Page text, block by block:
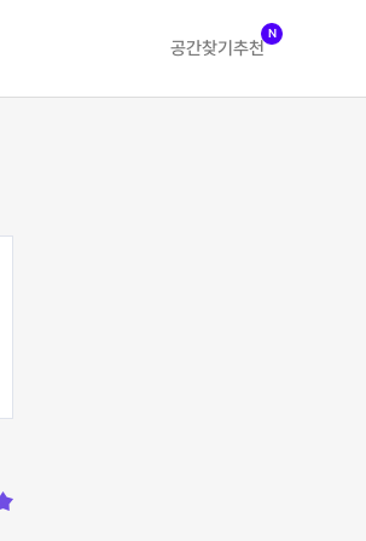
공간찾기 추천
N